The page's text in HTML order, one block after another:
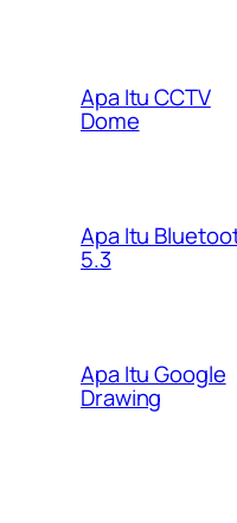
Apa Itu CCTV
Dome
Apa Itu
5.3
Apa Itu Google
Drawing